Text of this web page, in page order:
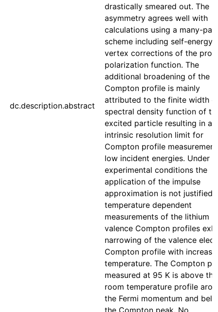
dc.description.abstract
drastically smeared out. The
asymmetry agrees well with
calculations using a many-
scheme including self-energy
vertex corrections of the
polarization function. The
additional broadening of the
Compton profile is mainly
attributed to the finite width
spectral density function of
excited particle resulting in an
intrinsic resolution limit for
Compton profile
low incident energies. Under
experimental conditions the
application of the impulse
approximation is not justified.
temperature dependent
measurements of the lithium
valence Compton profiles
narrowing of the valence
Compton profile with
temperature. The Compton
measured at 95 K is above the
room temperature profile
the Fermi momentum and
the Compton peak. No